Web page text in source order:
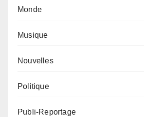
Monde
Musique
Nouvelles
Politique
Publi-Reportage